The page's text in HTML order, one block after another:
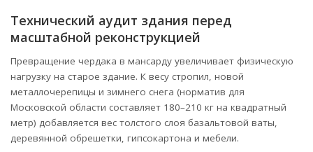
Технический аудит здания перед
масштабной реконструкцией
Превращение чердака в мансарду увеличивает физическую
нагрузку на старое здание. К весу стропил, новой
металлочерепицы и зимнего снега (норматив для
Московской области составляет 180–210 кг на квадратный
метр) добавляется вес толстого слоя базальтовой ваты,
деревянной обрешетки, гипсокартона и мебели.